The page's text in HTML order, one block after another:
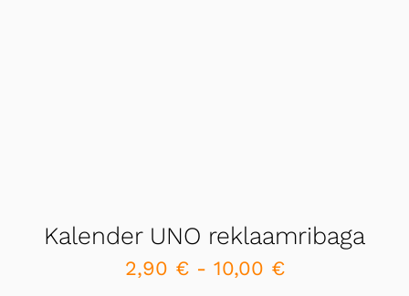
Kalender UNO reklaamribaga
2,90 €- 10,00 €